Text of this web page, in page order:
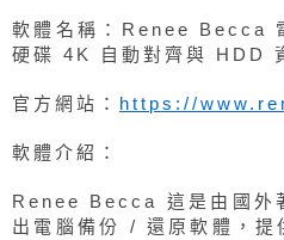
軟體名稱：Renee Becca
硬碟 4K 自動對齊與 HDD
官方網站： https://
軟體介紹：
Renee Becca 這是由國外
出電腦備份 / 還原軟體，提